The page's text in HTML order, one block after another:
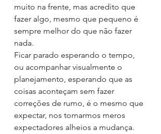
muito na frente, mas acredito que
fazer algo, mesmo que pequeno é
sempre melhor do que não fazer
nada.
Ficar parado esperando o tempo,
ou acompanhar visualmente o
planejamento, esperando que as
coisas aconteçam sem fazer
correções de rumo, é o mesmo que
expectar, nos tornarmos meros
expectadores alheios a mudança.